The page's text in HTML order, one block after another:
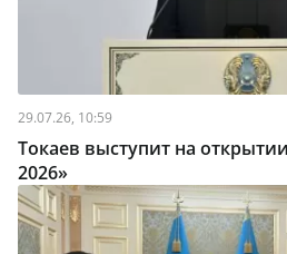
29.07.26, 10:59
Токаев выступит на
2026»